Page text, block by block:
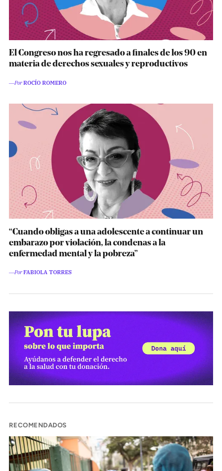
Dona aquí
RECIBE NUESTRO BOLETÍN
SÍGUENOS
El Congreso nos ha regresado a finales de los 90 en
materia de derechos sexuales y reproductivos
―PorROCÍO ROMERO
“Cuando obligas a una adolescente a continuar un
embarazo por violación, la condenas a la
enfermedad mental y la pobreza”
―PorFABIOLA TORRES
RECOMENDADOS